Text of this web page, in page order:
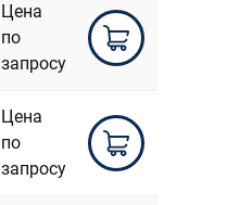
Цена
по
запросу
Цена
по
запросу